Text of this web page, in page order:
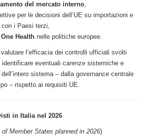
del mercato interno,
per le decisioni dell’UE su importazioni e
i Paesi terzi,
One Health nelle politiche europee.
l’efficacia dei controlli ufficiali svolti
eventuali carenze sistemiche e
sistema – dalla governance centrale
– rispetto ai requisiti UE.
in Italia nel 2026
Member States planned in 2026)